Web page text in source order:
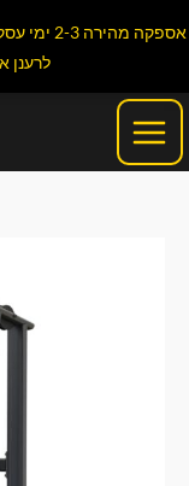
אספקה
לתוכן
Main
Menu